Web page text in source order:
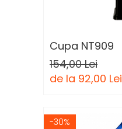
Cupa NT909
154,00 Lei
de la 92,00 Lei
-30%